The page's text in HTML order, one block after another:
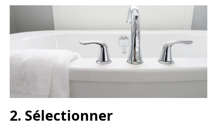
2. Sélectionner